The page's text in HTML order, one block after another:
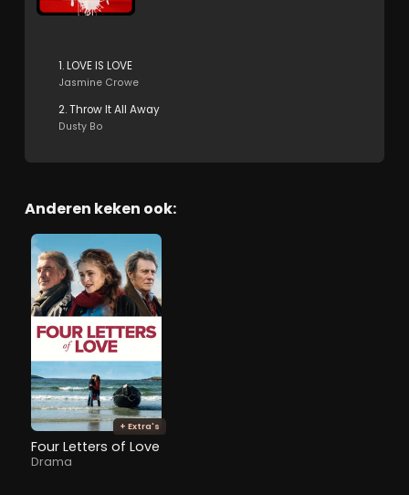
1. LOVE IS LOVE
Jasmine Crowe
2. Throw It All Away
Dusty Bo
Anderen keken ook:
+ Extra's
Four Letters of Love
Drama